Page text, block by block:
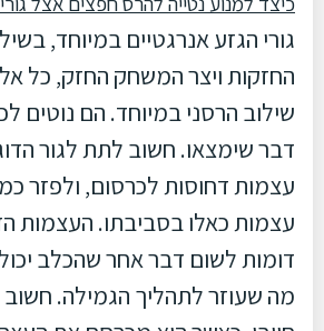
גורי הגזע אנרגטיים במיוחד,
החזקות ויצר המשחק החזק, כל אלה
שילוב הרסני במיוחד. הם נוטים
דבר שימצאו. חשוב לתת לגור הדוגו
עצמות דחוסות לכרסום, ולפזר
עצמות כאלו בסביבתו. העצמות
דומות לשום דבר אחר שהכלב
מה שעוזר לתהליך הגמילה. חשוב